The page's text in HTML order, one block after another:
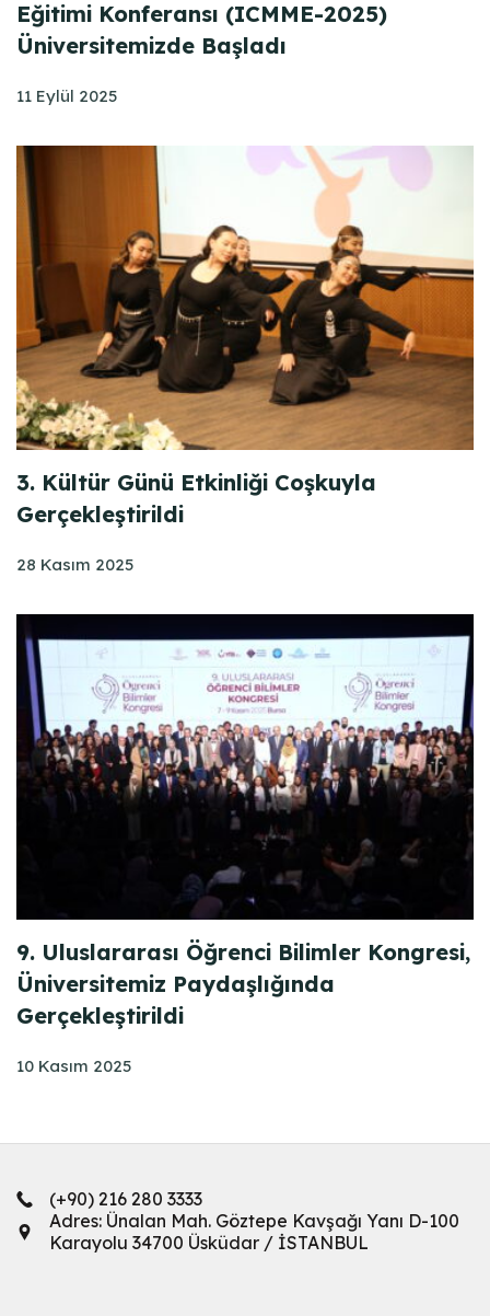
Eğitimi Konferansı (ICMME-2025)
Üniversitemizde Başladı
11 Eylül 2025
3. Kültür Günü Etkinliği Coşkuyla
Gerçekleştirildi
28 Kasım 2025
9. Uluslararası Öğrenci Bilimler Kongresi,
Üniversitemiz Paydaşlığında
Gerçekleştirildi
10 Kasım 2025
(+90) 216 280 3333
Adres: Ünalan Mah. Göztepe Kavşağı Yanı D-100
Karayolu 34700 Üsküdar / İSTANBUL